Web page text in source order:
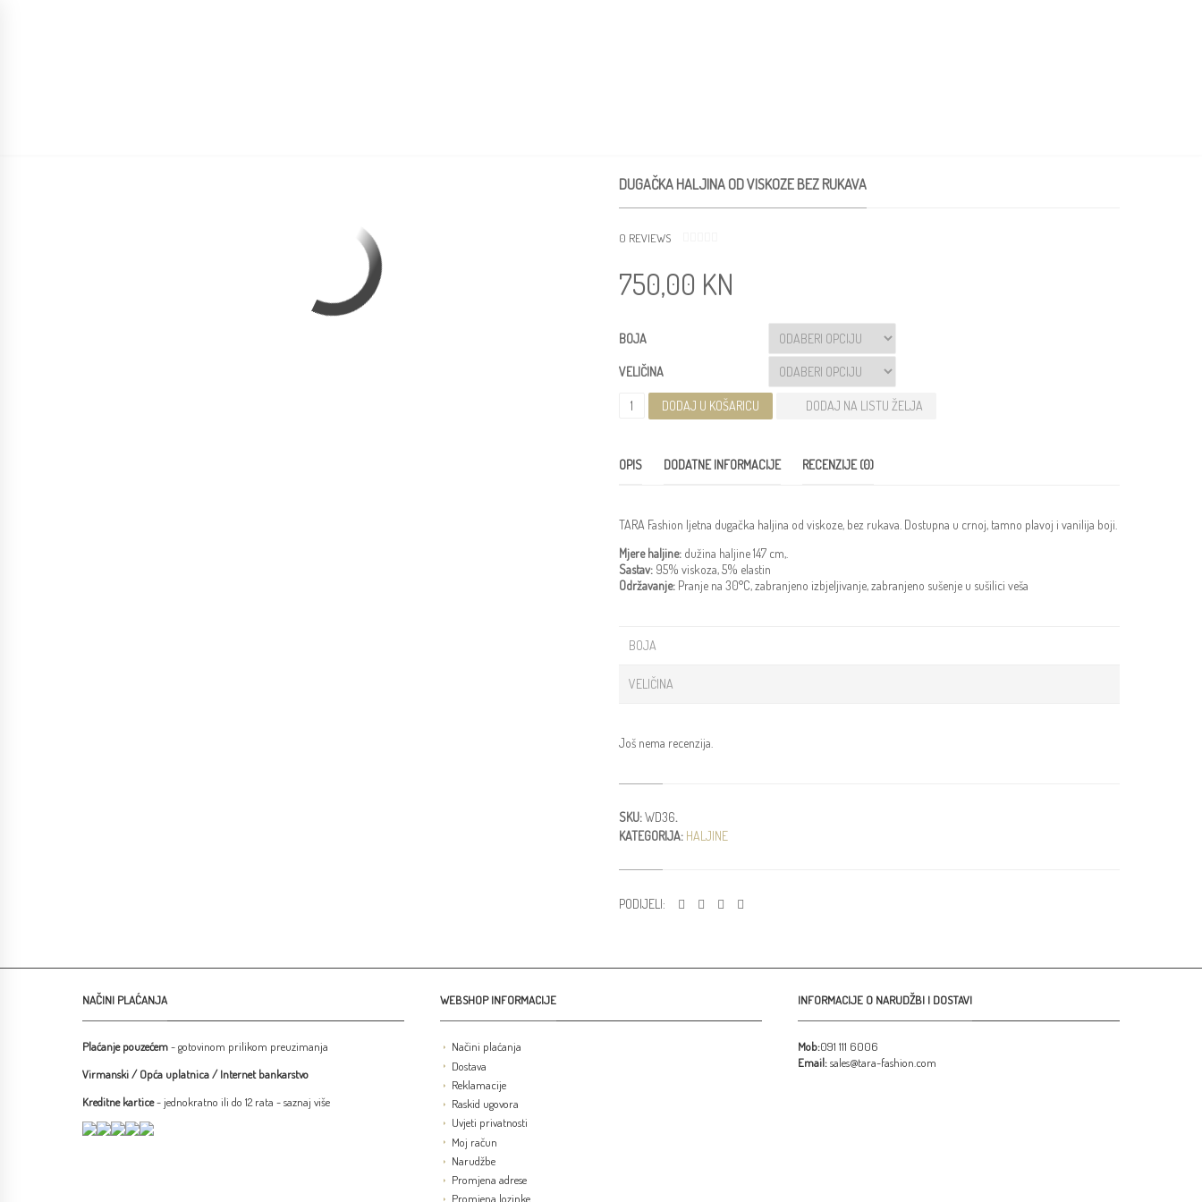
DUGAČKA HALJINA OD VISKOZE BEZ RUKAVA
0 REVIEWS
D
5
750,00 KN
BOJA
VELIČINA
DODAJ U KOŠARICU DODAJ NA LISTU ŽELJA
OPIS DODATNE INFORMACIJE RECENZIJE (0)
TARA Fashion ljetna dugačka haljina od viskoze, bez rukava. Dostupna u crnoj, tamno plavoj i vanilija boji.
Mjere haljine: dužina haljine 147 cm,.
Sastav: 95% viskoza, 5% elastin
Održavanje: Pranje na 30°C, zabranjeno izbjeljivanje, zabranjeno sušenje u sušilici veša
BOJA
VELIČINA
Još nema recenzija.
SKU:WD36.
KATEGORIJA: HALJINE
PODIJELI:
NAČINI PLAĆANJA
Plaćanje pouzećem- gotovinom prilikom preuzimanja
Virmanski / Opća uplatnica / Internet bankarstvo
Kreditne kartice- jednokratno ili do 12 rata -saznaj više
WEBSHOP INFORMACIJE
Načini plaćanja
Dostava
Reklamacije
Raskid ugovora
Uvjeti privatnosti
Moj račun
Narudžbe
Promjena adrese
Promjena lozinke
INFORMACIJE O NARUDŽBI I DOSTAVI
Mob:091 111 6006
Email:sales@tara-fashion.com